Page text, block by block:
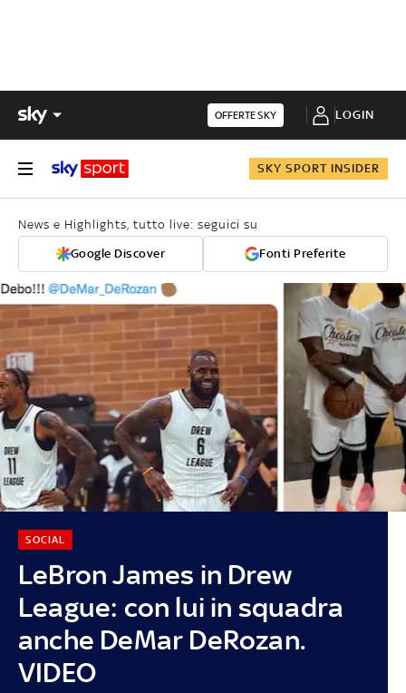
OFFERTE SKY LOGIN
SKY SPORT INSIDER
News e Highlights, tutto live: seguici su
Google Discover Fonti Preferite
LeBron James in Drew
League: con lui in squadra
anche DeMar DeRozan.
VIDEO
SOCIAL